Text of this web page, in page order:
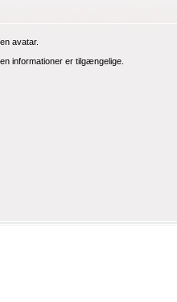
avatar.
informationer er tilgængelige.